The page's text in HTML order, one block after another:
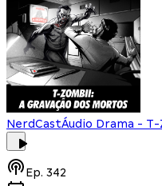
NerdCastÁudio Drama -
Ep. 342